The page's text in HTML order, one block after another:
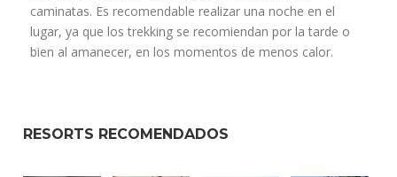
caminatas. Es recomendable realizar una noche en el
lugar, ya que los trekking se recomiendan por la tarde o
bien al amanecer, en los momentos de menos calor.
RESORTS RECOMENDADOS